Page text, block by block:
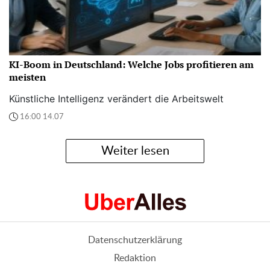
KI-Boom in Deutschland: Welche Jobs profitieren am
meisten
Künstliche Intelligenz verändert die Arbeitswelt
16:00 14.07
Weiter lesen
Datenschutzerklärung
Redaktion